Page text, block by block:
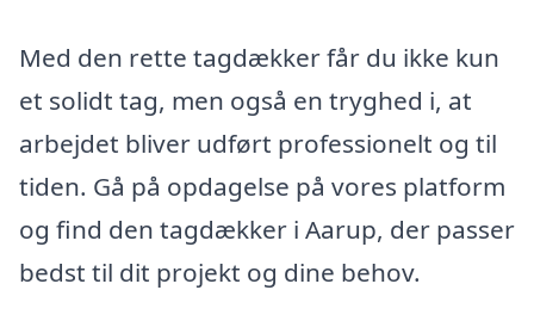
Med den rette tagdækker får du ikke kun
et solidt tag, men også en tryghed i, at
arbejdet bliver udført professionelt og til
tiden. Gå på opdagelse på vores platform
og find den tagdækker i Aarup, der passer
bedst til dit projekt og dine behov.